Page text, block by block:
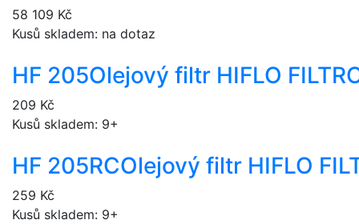
58 109 Kč
Kusů skladem: na dotaz
HF 205Olejový filtr HIFLO
209 Kč
Kusů skladem: 9+
HF 205RCOlejový filtr HIFLO
259 Kč
Kusů skladem: 9+